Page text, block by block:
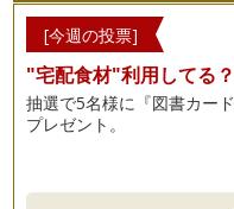
言語とボディーランゲージ
私たち人はコミュニュケ
ディーランゲージも利用し
英語の冠詞
英語の冠詞（a, an, the）
[今週の投票]
"宅配食材"利用してる？
抽選で5名様に『図書カー
プレゼント。